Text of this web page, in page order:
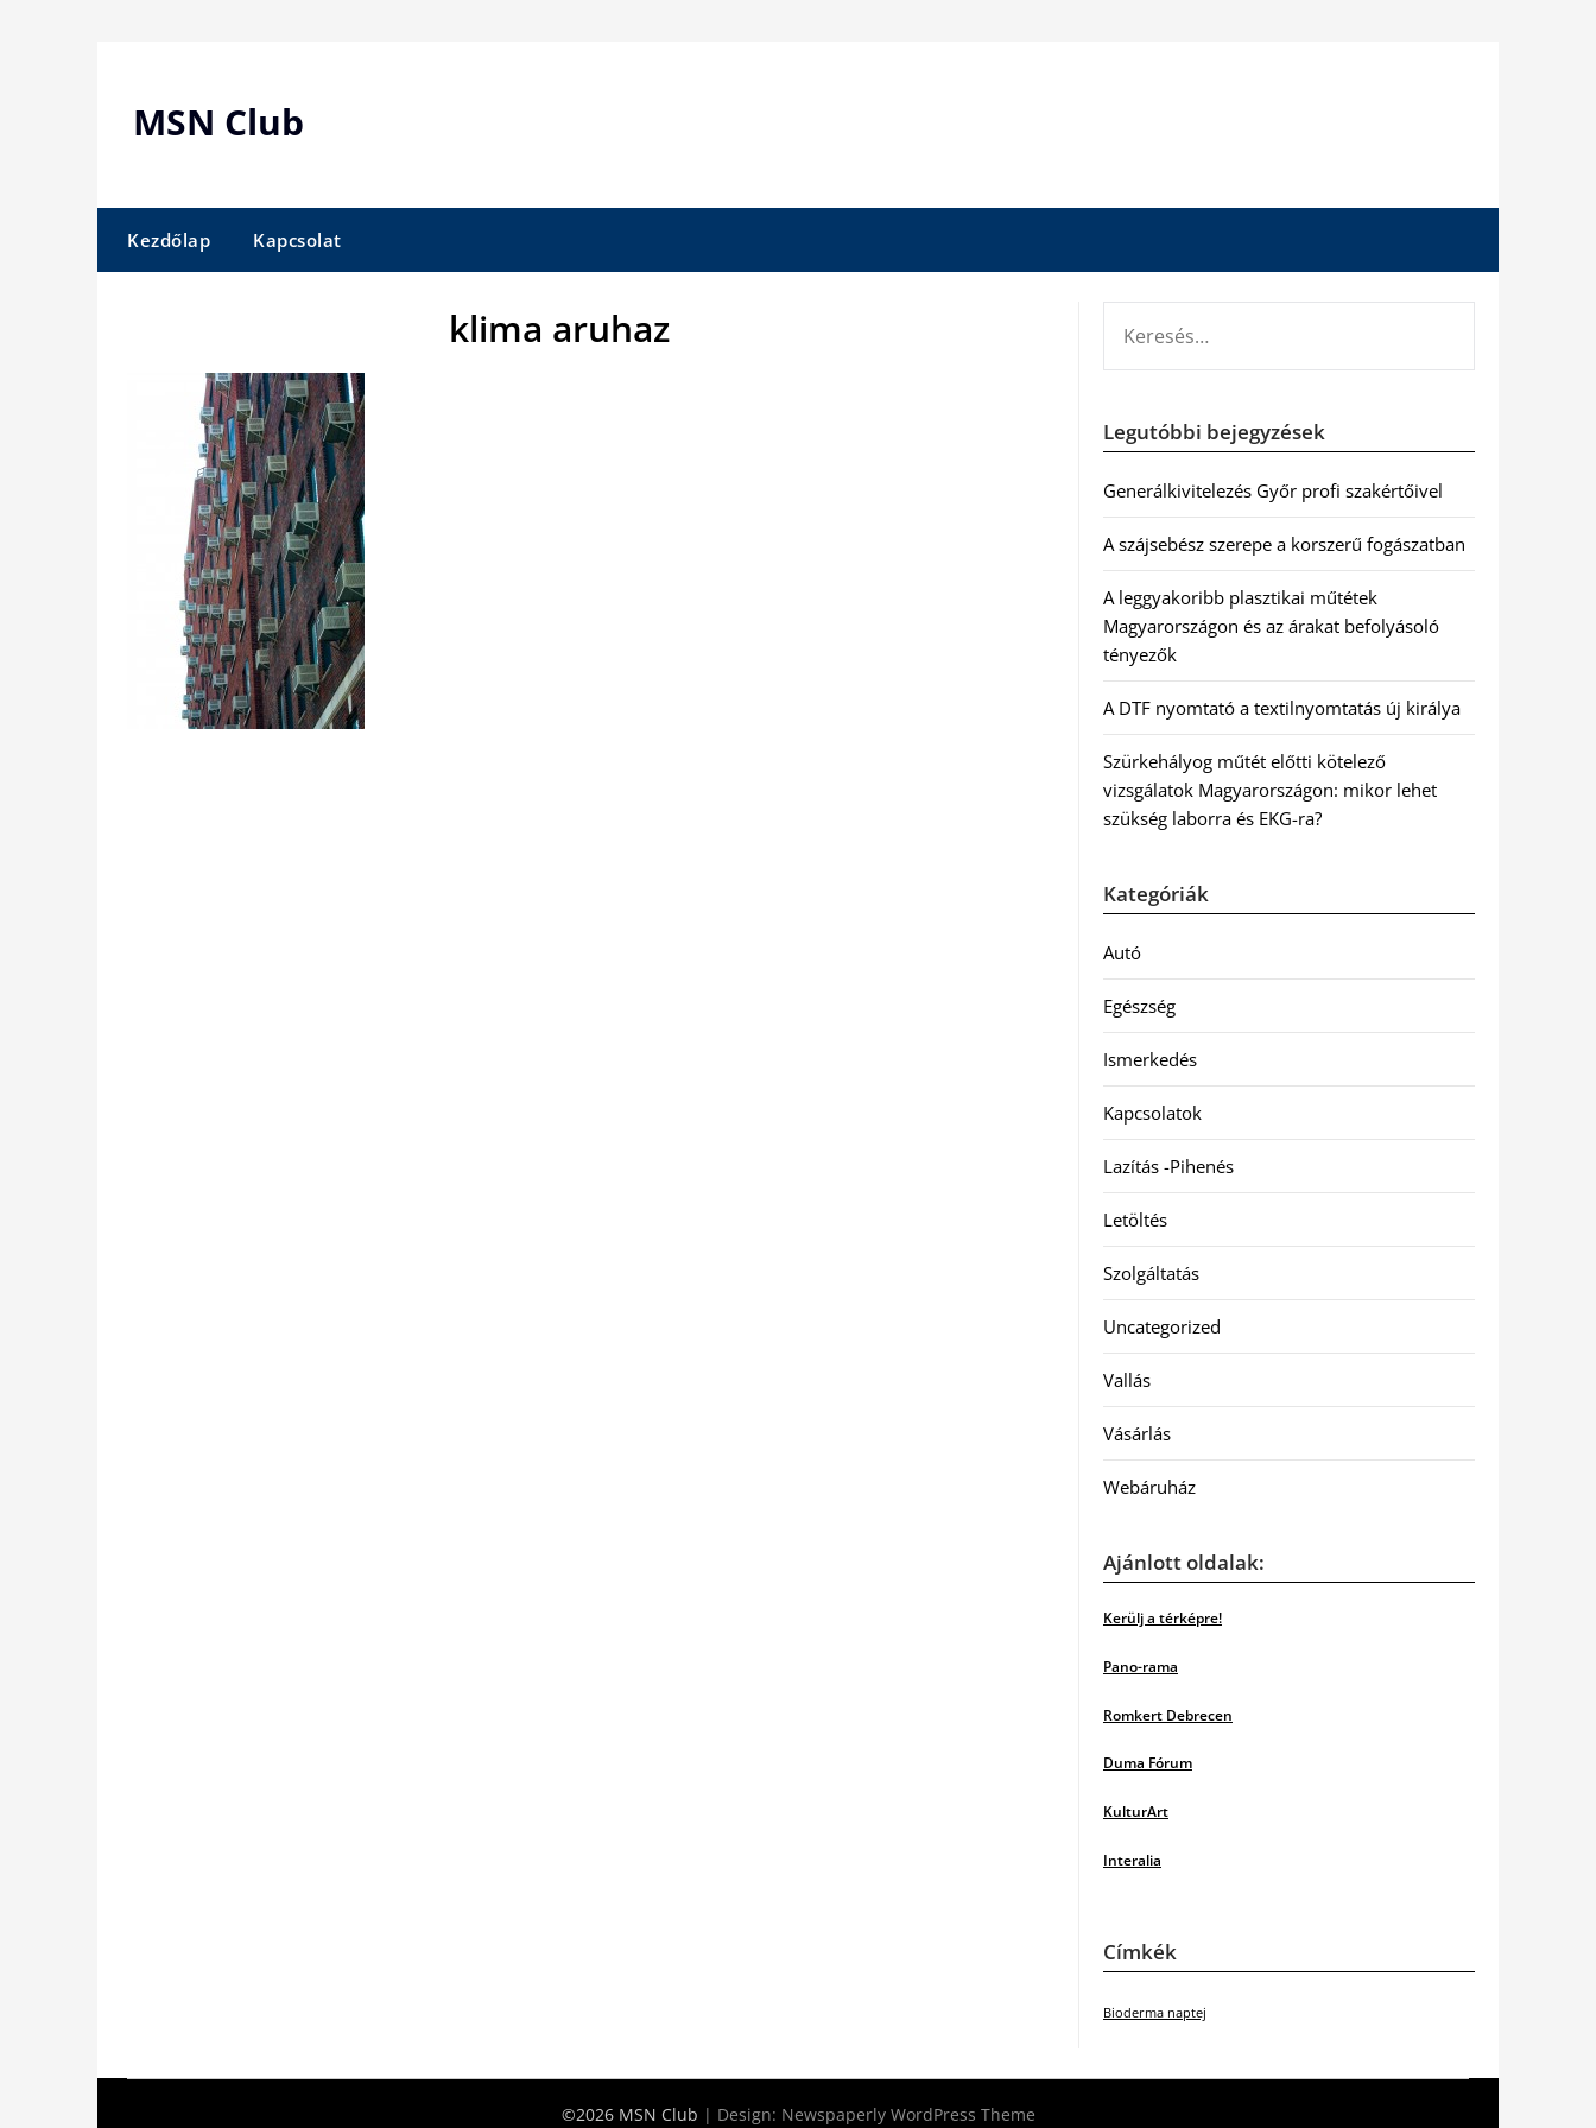
MSN Club
Kezdőlap Kapcsolat
klima aruhaz
Legutóbbi bejegyzések
Generálkivitelezés Győr profi szakértőivel
A szájsebész szerepe a korszerű fogászatban
A leggyakoribb plasztikai műtétek
Magyarországon és az árakat befolyásoló
tényezők
A DTF nyomtató a textilnyomtatás új királya
Szürkehályog műtét előtti kötelező
vizsgálatok Magyarországon: mikor lehet
szükség laborra és EKG-ra?
Kategóriák
Autó
Egészség
Ismerkedés
Kapcsolatok
Lazítás -Pihenés
Letöltés
Szolgáltatás
Uncategorized
Vallás
Vásárlás
Webáruház
Ajánlott oldalak:
Kerülj a térképre!
Pano-rama
Romkert Debrecen
Duma Fórum
KulturArt
Interalia
Címkék
Bioderma naptej
©2026 MSN Club | Design: Newspaperly WordPress Theme